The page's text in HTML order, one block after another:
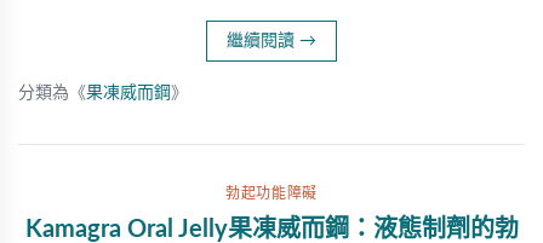
繼續閱讀 →
分類為《果凍威而鋼 》
勃起功能障礙
Kamagra Oral Jelly果凍威而鋼：液態制劑的勃